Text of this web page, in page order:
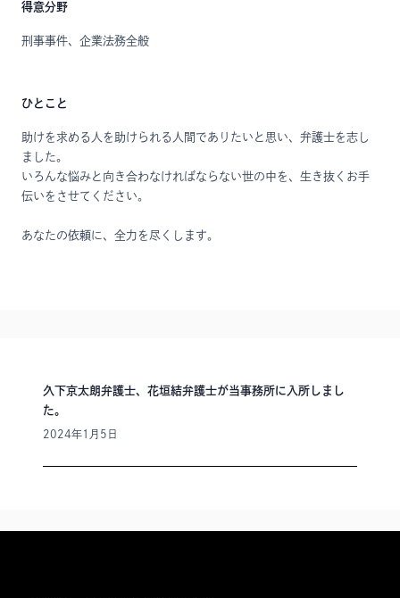
得意分野
刑事事件、企業法務全般
ひとこと
助けを求める人を助けられる人間でありたいと思い、弁護士を志し
ました。
いろんな悩みと向き合わなければならない世の中を、生き抜くお手
伝いをさせてください。
あなたの依頼に、全力を尽くします。
久下京太朗弁護士、花垣結弁護士が当事務所に入所しまし
た。
2024年1月5日